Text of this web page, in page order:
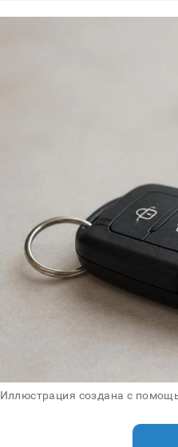
Иллюстрация создана с